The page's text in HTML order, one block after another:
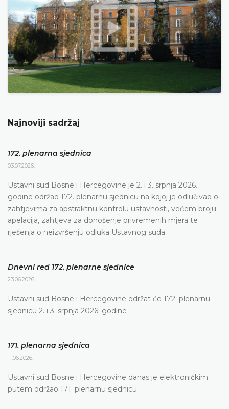
Najnoviji sadržaj
172. plenarna sjednica
03.07.2026.
Ustavni sud Bosne i Hercegovine je 2. i 3. srpnja 2026.
godine održao 172. plenarnu sjednicu na kojoj je odlučivao o
zahtjevima za apstraktnu kontrolu ustavnosti, većem broju
apelacija, zahtjeva za donošenje privremenih mjera te
rješenja o neizvršenju odluka Ustavnog suda
Dnevni red 172. plenarne sjednice
23.06.2026.
Ustavni sud Bosne i Hercegovine održat će 172. plenarnu
sjednicu 2. i 3. srpnja 2026. godine
171. plenarna sjednica
11.06.2026.
Ustavni sud Bosne i Hercegovine danas je elektroničkim
putem održao 171. plenarnu sjednicu